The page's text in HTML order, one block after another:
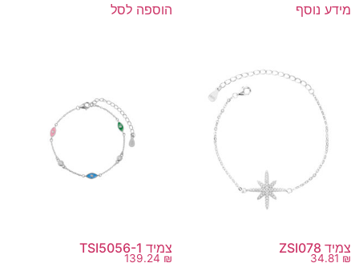
מידע נוסף הוספה לסל
צמיד ZSI078
34.81 ₪
צמיד TSI5056-1
139.24 ₪